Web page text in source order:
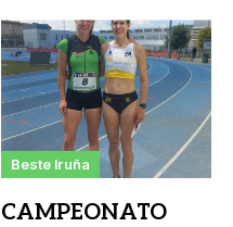
Beste Iruña
CAMPEONATO